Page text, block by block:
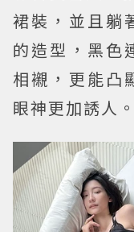
裙裝，並且躺
的造型，黑色
相襯，更能凸
眼神更加誘人。